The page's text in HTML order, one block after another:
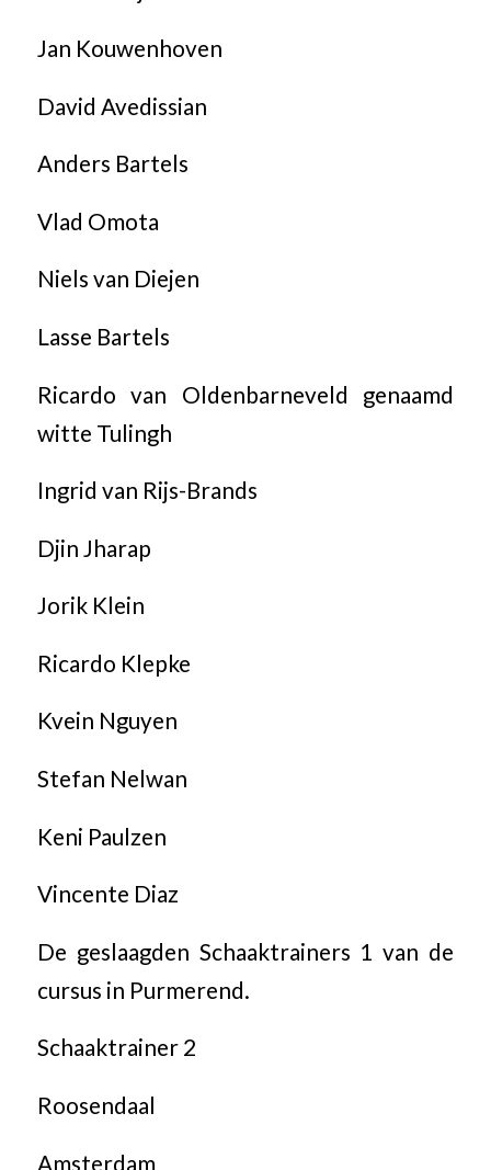
Jan Kouwenhoven
David Avedissian
Anders Bartels
Vlad Omota
Niels van Diejen
Lasse Bartels
Ricardo van Oldenbarneveld genaamd
witte Tulingh
Ingrid van Rijs-Brands
Djin Jharap
Jorik Klein
Ricardo Klepke
Kvein Nguyen
Stefan Nelwan
Keni Paulzen
Vincente Diaz
De geslaagden Schaaktrainers 1 van de
cursus in Purmerend.
Schaaktrainer 2
Roosendaal
Amsterdam